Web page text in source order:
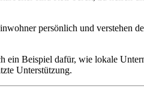
persönlich und verstehen
ein Beispiel dafür, wie lokale
Unterstützung.